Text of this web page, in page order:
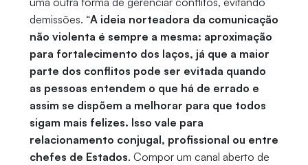
demissões. “A ideia norteadora da comunicação
não violenta é sempre a mesma: aproximação
para fortalecimento dos laços, já que a maior
parte dos conflitos pode ser evitada quando
as pessoas entendem o que há de errado e
assim se dispõem a melhorar para que todos
sigam mais felizes. Isso vale para
relacionamento conjugal, profissional ou entre
chefes de Estados. Compor um canal aberto de